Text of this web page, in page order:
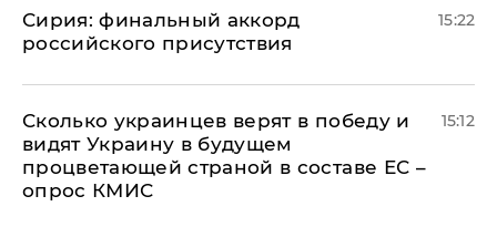
​Сирия: финальный аккорд
российского присутствия
15:22
Сколько украинцев верят в победу и
видят Украину в будущем
процветающей страной в составе ЕС –
опрос КМИС
15:12